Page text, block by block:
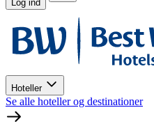
Log ind
Hoteller
Se alle hoteller og destinationer